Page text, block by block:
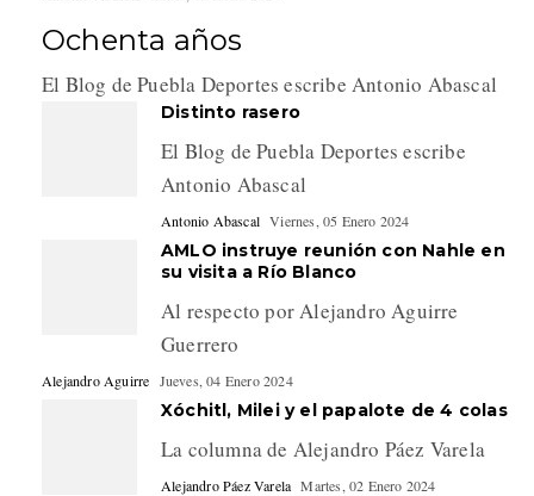
Ochenta años
El Blog de Puebla Deportes escribe Antonio Abascal
Distinto rasero
El Blog de Puebla Deportes escribe
Antonio Abascal
Antonio Abascal Viernes, 05 Enero 2024
AMLO instruye reunión con Nahle en
su visita a Río Blanco
Al respecto por Alejandro Aguirre
Guerrero
Alejandro Aguirre Jueves, 04 Enero 2024
Xóchitl, Milei y el papalote de 4 colas
La columna de Alejandro Páez Varela
Alejandro Páez Varela Martes, 02 Enero 2024